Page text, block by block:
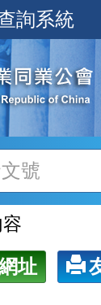
詢系統
址